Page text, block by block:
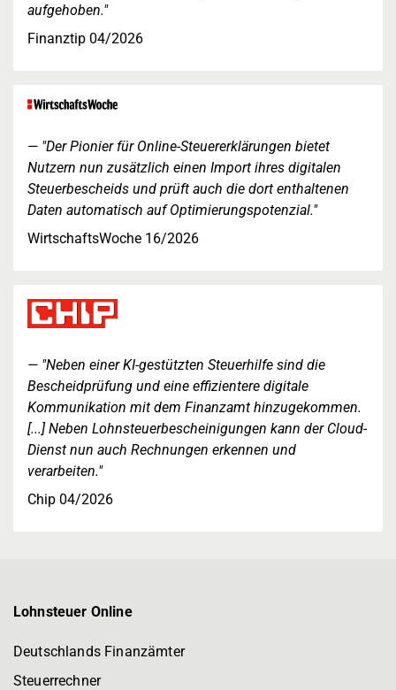
aufgehoben."
Finanztip 04/2026
"Der Pionier für Online-Steuererklärungen bietet
Nutzern nun zusätzlich einen Import ihres digitalen
Steuerbescheids und prüft auch die dort enthaltenen
Daten automatisch auf Optimierungspotenzial."
WirtschaftsWoche 16/2026
"Neben einer KI-gestützten Steuerhilfe sind die
Bescheidprüfung und eine effizientere digitale
Kommunikation mit dem Finanzamt hinzugekommen.
[...] Neben Lohnsteuerbescheinigungen kann der Cloud-
Dienst nun auch Rechnungen erkennen und
verarbeiten."
Chip 04/2026
Lohnsteuer Online
Deutschlands Finanzämter
Steuerrechner